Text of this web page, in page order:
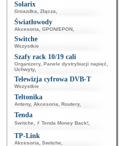
Solarix
Gniazdka Złącza
Światłowody
Akcesoria GPON/EPON
Switche
Wszystkie
Szafy rack 10/19 cali
Organizery, Panele dystrybucji napięć
Uchwyty,
Telewizja cyfrowa DVB-T
Wszystkie
Teltonika
Anteny, Akcesoria Routery,
Tenda
Switche ⚡ Tenda Money Back!
TP-Link
Akcesoria Switche